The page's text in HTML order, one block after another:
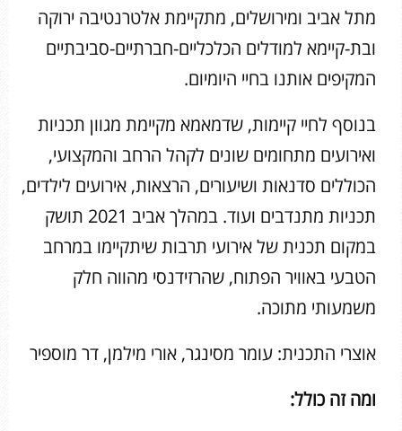
מתל אביב ומירושלים, מתקיימת אלטרנטיבה ירוקה
ובת-קיימא למודלים הכלכליים-חברתיים-סביבתיים
המקיפים אותנו בחיי היומיום.
בנוסף לחיי קיימות, שדמאמא מקיימת מגוון תכניות
ואירועים מתחומים שונים לקהל הרחב והמקצועי,
הכוללים סדנאות ושיעורים, הרצאות, אירועים לילדים,
תכניות מתנדבים ועוד. במהלך אביב 2021 תושק
במקום תכנית של אירועי תרבות שיתקיימו במרחב
הטבעי באוויר הפתוח, שהרזידנסי מהווה חלק
משמעותי מתוכה.
אוצרי התכנית: עומר מסינגר, אורי מילמן, דר מוספיר
ומה זה כולל: